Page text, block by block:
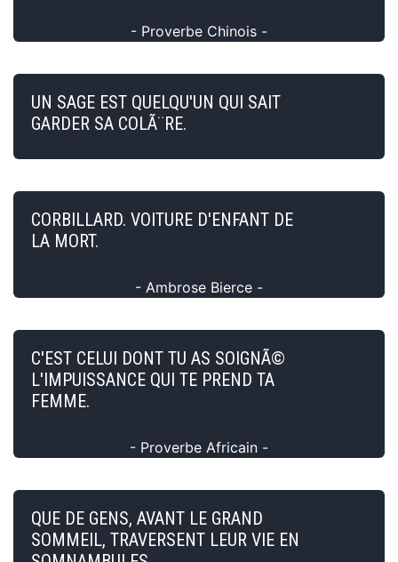
- Proverbe Chinois -
UN SAGE EST QUELQU'UN QUI SAIT
GARDER SA COLÃ¨RE.
CORBILLARD. VOITURE D'ENFANT DE
LA MORT.
- Ambrose Bierce -
C'EST CELUI DONT TU AS SOIGNÃ©
L'IMPUISSANCE QUI TE PREND TA
FEMME.
- Proverbe Africain -
QUE DE GENS, AVANT LE GRAND
SOMMEIL, TRAVERSENT LEUR VIE EN